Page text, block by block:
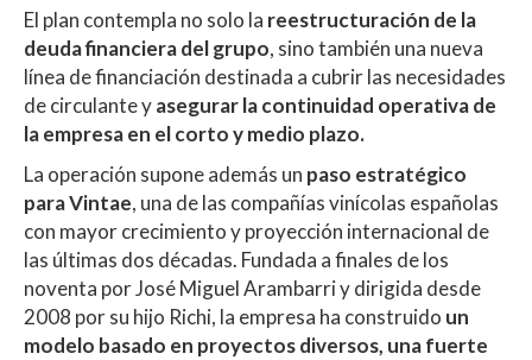
El plan contempla no solo la reestructuración de la
deuda financiera del grupo, sino también una nueva
línea de financiación destinada a cubrir las necesidades
de circulante yasegurar la continuidad operativa de
la empresa en el corto y medio plazo.
La operación supone además un paso estratégico
para Vintae, una de las compañías vinícolas españolas
con mayor crecimiento y proyección internacional de
las últimas dos décadas. Fundada a finales de los
noventa por José Miguel Arambarri y dirigida desde
2008 por su hijo Richi, la empresa ha construido un
modelo basado en proyectos diversos, una fuerte